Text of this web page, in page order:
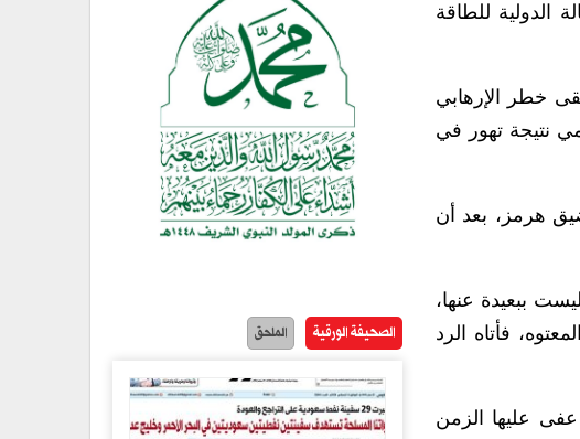
الدولية للطاقة
خطر الإرهابي
نتيجة تهور في
هرمز، بعد أن
ببعيدة عنها،
فأتاه الرد
عفى عليها الزمن
الصحيفة الورقية الملحق